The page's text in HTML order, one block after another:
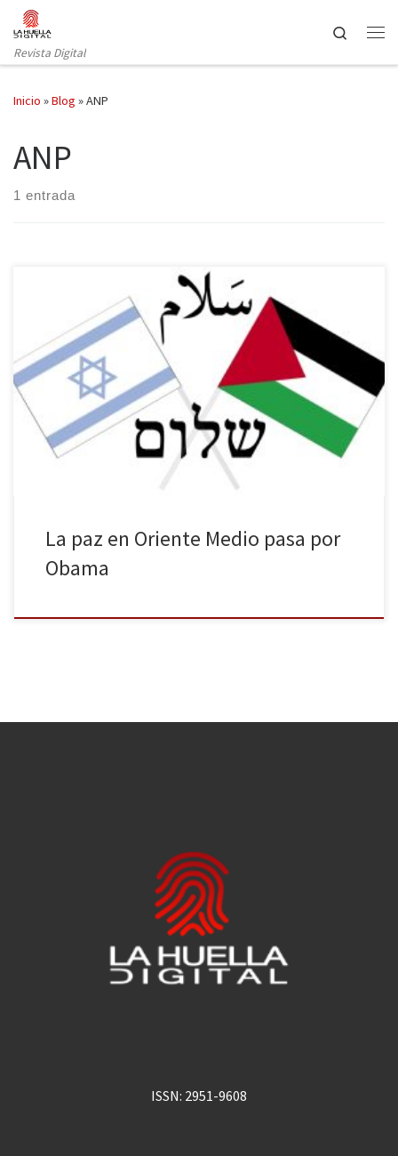
Saltar al contenido
Revista Digital
Search
Inicio »Blog »ANP
ANP
1 entrada
Un año después de que el secretario de Estado John Kerry lograra
reanudar las conversaciones directas entre Israel y Palestina,
Washington busca concretar un acuerdo marco entre ambos
países antes de que termine abril para asentar así las bases del
proceso de paz. El encuentro entre Obama y Abbas fue […]
La paz en Oriente Medio pasa por
Obama
ISSN: 2951-9608